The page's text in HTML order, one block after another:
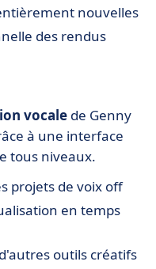
nouvelles
des rendus
vocale de Genny
à une interface
tous niveaux.
projets de voix off
en temps
outils créatifs